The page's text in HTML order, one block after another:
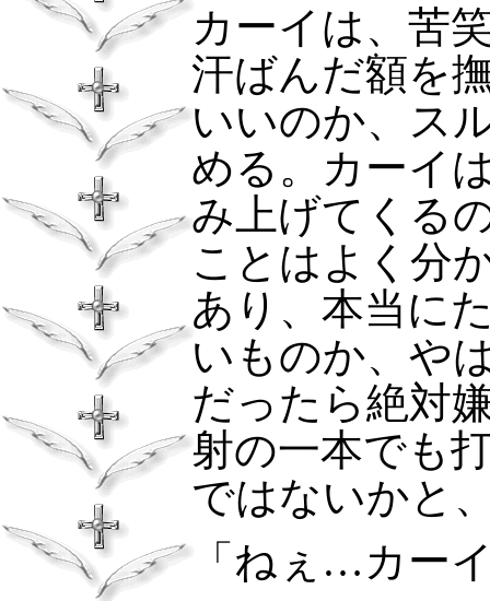
カーイは、苦
汗ばんだ額を
いいのか、ス
める。カーイ
み上げてくる
ことはよく分
あり、本当に
いものか、や
だったら絶対
射の一本でも
ではないかと
「ねぇ…カー